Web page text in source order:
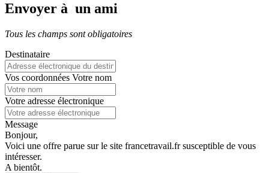
Envoyer à un ami
Tous les champs sont obligatoires
Destinataire
Vos coordonnées Votre nom
Votre adresse électronique
Message
Bonjour,
Voici une offre parue sur le site francetravail.fr susceptible de vous
intéresser.
A bientôt.